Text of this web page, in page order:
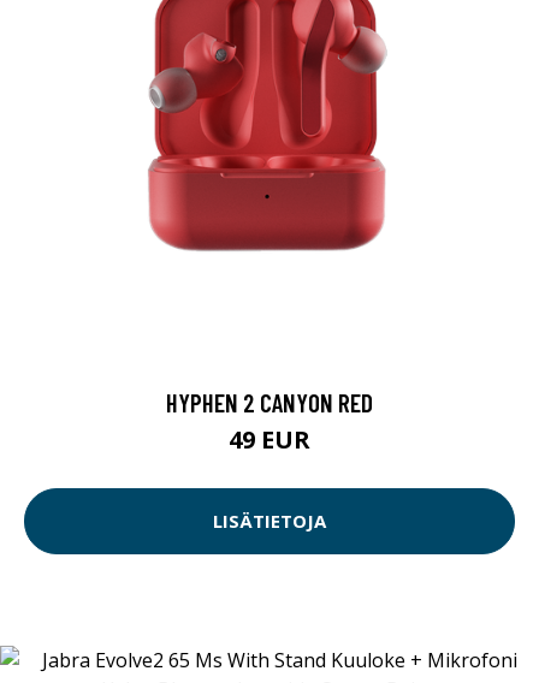
HYPHEN 2 CANYON RED
49 EUR
LISÄTIETOJA